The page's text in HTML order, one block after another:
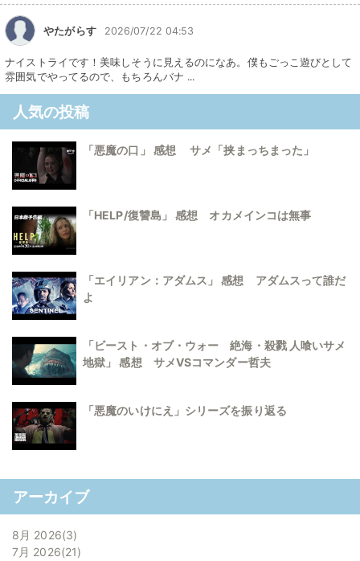
やたがらす 2026/07/22 04:53
ナイストライです！美味しそうに見えるのになあ。僕もごっこ遊びとして
雰囲気でやってるので、もちろんバナ ...
人気の投稿
「悪魔の口」 感想 サメ「挟まっちまった」
「HELP/復讐島」 感想 オカメインコは無事
「エイリアン：アダムス」 感想 アダムスって誰だ
よ
「ビースト・オブ・ウォー 絶海・殺戮 人喰いサメ
地獄」 感想 サメVSコマンダー哲夫
「悪魔のいけにえ」シリーズを振り返る
アーカイブ
8月 2026 3
7月 2026 21